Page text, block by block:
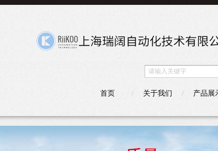
首页 关于我们 产品展